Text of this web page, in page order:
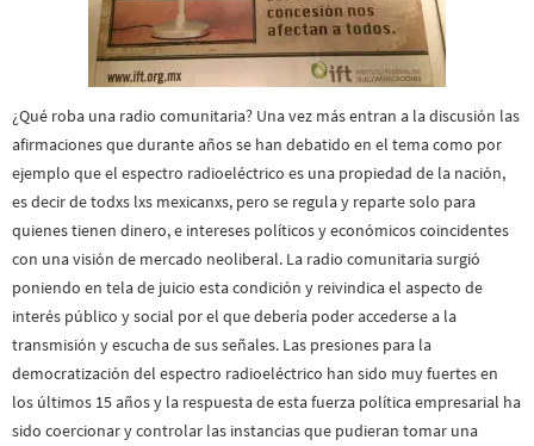
¿Qué roba una radio comunitaria? Una vez más entran a la discusión las
afirmaciones que durante años se han debatido en el tema como por
ejemplo que el espectro radioeléctrico es una propiedad de la nación,
es decir de todxs lxs mexicanxs, pero se regula y reparte solo para
quienes tienen dinero, e intereses políticos y económicos coincidentes
con una visión de mercado neoliberal. La radio comunitaria surgió
poniendo en tela de juicio esta condición y reivindica el aspecto de
interés público y social por el que debería poder accederse a la
transmisión y escucha de sus señales. Las presiones para la
democratización del espectro radioeléctrico han sido muy fuertes en
los últimos 15 años y la respuesta de esta fuerza política empresarial ha
sido coercionar y controlar las instancias que pudieran tomar una